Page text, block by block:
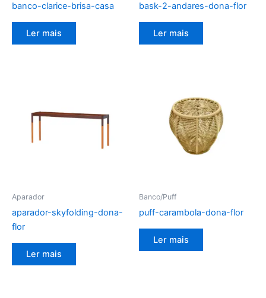
banco-clarice-brisa-casa
Ler mais
bask-2-andares-dona-flor
Ler mais
Aparador
aparador-skyfolding-dona-
flor
Ler mais
Banco/Puff
puff-carambola-dona-flor
Ler mais